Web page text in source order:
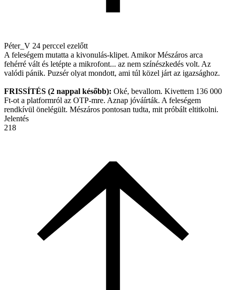
Péter_V 24 perccel ezelőtt
A feleségem mutatta a kivonulás-klipet. Amikor Mészáros arca
fehérré vált és letépte a mikrofont... az nem színészkedés volt. Az
valódi pánik. Puzsér olyat mondott, ami túl közel járt az igazsághoz.
FRISSÍTÉS (2 nappal később): Oké, bevallom. Kivettem 136 000
Ft-ot a platformról az OTP-mre. Aznap jóváírták. A feleségem
rendkívül önelégült. Mészáros pontosan tudta, mit próbált eltitkolni.
Jelentés
218